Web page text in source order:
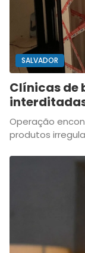
SALVADOR
Clínicas de
Operação
produtos